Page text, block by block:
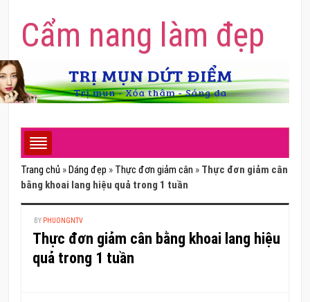
Cẩm nang làm đẹp
Trang chủ » Dáng đẹp » Thực đơn giảm cân » Thực đơn giảm cân
bằng khoai lang hiệu quả trong 1 tuần
BY PHUONGNTV
Thực đơn giảm cân bằng khoai lang hiệu
quả trong 1 tuần